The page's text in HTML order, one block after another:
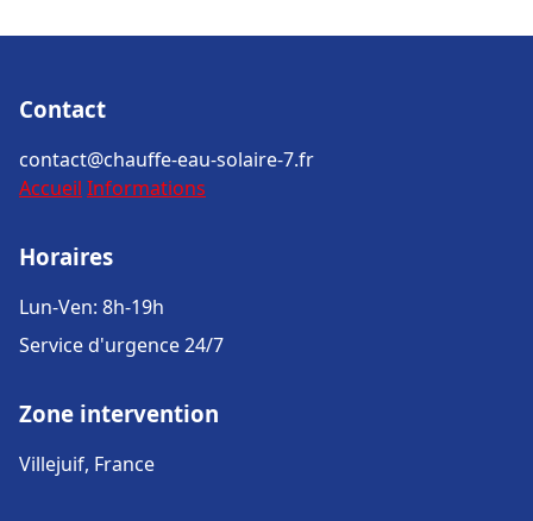
Contact
contact@chauffe-eau-solaire-7.fr
Accueil Informations
Horaires
Lun-Ven: 8h-19h
Service d'urgence 24/7
Zone intervention
Villejuif, France